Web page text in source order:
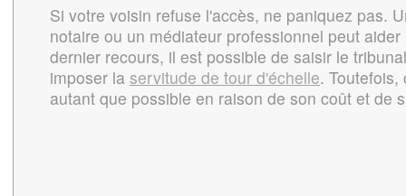
Si votre voisin refuse l'accès, ne paniquez pas.
notaire ou un médiateur professionnel peut
dernier recours, il est possible de saisir le
imposer la servitude de tour d'échelle.
autant que possible en raison de son coût et de